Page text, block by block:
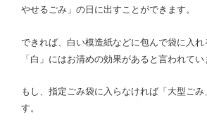
やせるごみ」の日に出すことができます。
できれば、白い模造紙などに包んで袋に入れ
「白」にはお清めの効果があると言われてい
もし、指定ごみ袋に入らなければ「大型ごみ
す。